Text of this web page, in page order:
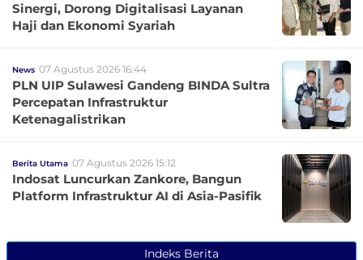
Sinergi, Dorong Digitalisasi Layanan
Haji dan Ekonomi Syariah
News 07 Agustus 2026 16:44
PLN UIP Sulawesi Gandeng BINDA Sultra
Percepatan Infrastruktur
Ketenagalistrikan
Berita Utama 07 Agustus 2026 15:12
Indosat Luncurkan Zankore, Bangun
Platform Infrastruktur AI di Asia-Pasifik
Indeks Berita